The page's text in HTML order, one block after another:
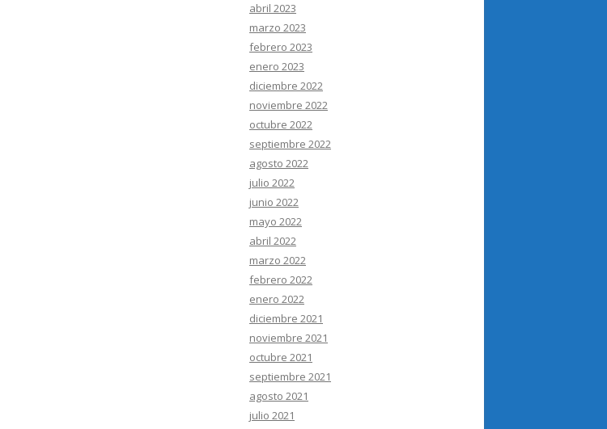
abril 2023
marzo 2023
febrero 2023
enero 2023
diciembre 2022
noviembre 2022
octubre 2022
septiembre 2022
agosto 2022
julio 2022
junio 2022
mayo 2022
abril 2022
marzo 2022
febrero 2022
enero 2022
diciembre 2021
noviembre 2021
octubre 2021
septiembre 2021
agosto 2021
julio 2021